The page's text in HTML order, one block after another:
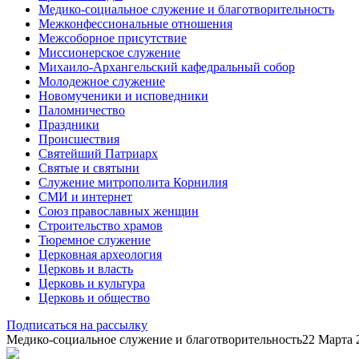
Медико-социальное служение и благотворительность
Межконфессиональные отношения
Межсоборное присутствие
Миссионерское служение
Михаило-Архангельский кафедральный собор
Молодежное служение
Новомученики и исповедники
Паломничество
Праздники
Происшествия
Святейший Патриарх
Святые и святыни
Служение митрополита Корнилия
СМИ и интернет
Союз православных женщин
Строительство храмов
Тюремное служение
Церковная археология
Церковь и власть
Церковь и культура
Церковь и общество
Подписаться на рассылку
Медико-социальное служение и благотворительность22 Марта